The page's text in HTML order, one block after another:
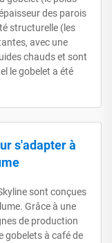
des parois
structurelle (les
avec une
chauds et sont
le gobelet a été
s'adapter à
sont conçues
Grâce à une
de production
gobelets à café de